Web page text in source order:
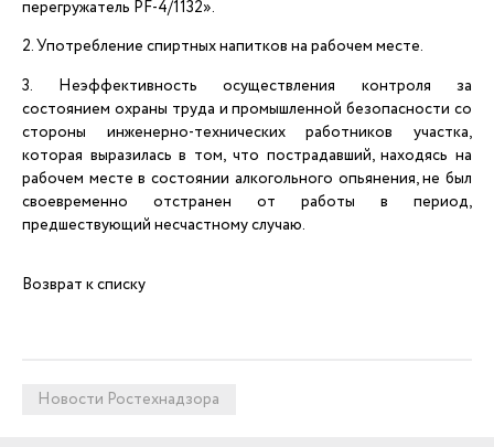
перегружатель PF-4/1132».
2. Употребление спиртных напитков на рабочем месте.
3. Неэффективность осуществления контроля за
состоянием охраны труда и промышленной безопасности со
стороны инженерно-технических работников участка,
которая выразилась в том, что пострадавший, находясь на
рабочем месте в состоянии алкогольного опьянения, не был
своевременно отстранен от работы в период,
предшествующий несчастному случаю.
Возврат к списку
Новости Ростехнадзора